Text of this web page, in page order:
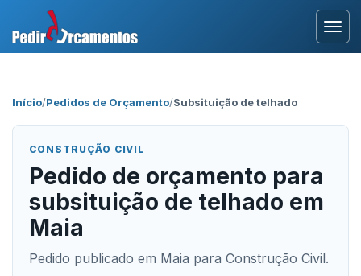
Início/Pedidos de Orçamento/Subsituição de telhado
CONSTRUÇÃO CIVIL
Pedido de orçamento para
subsituição de telhado em
Maia
Pedido publicado em Maia para Construção Civil.
Área Profissional
Como Funciona?
Testemunhos